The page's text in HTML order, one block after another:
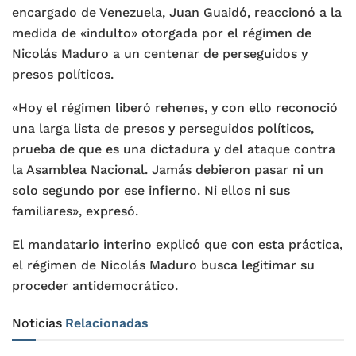
encargado de Venezuela, Juan Guaidó, reaccionó a la
medida de «indulto» otorgada por el régimen de
Nicolás Maduro a un centenar de perseguidos y
presos políticos.
«Hoy el régimen liberó rehenes, y con ello reconoció
una larga lista de presos y perseguidos políticos,
prueba de que es una dictadura y del ataque contra
la Asamblea Nacional. Jamás debieron pasar ni un
solo segundo por ese infierno. Ni ellos ni sus
familiares», expresó.
El mandatario interino explicó que con esta práctica,
el régimen de Nicolás Maduro busca legitimar su
proceder antidemocrático.
Noticias Relacionadas